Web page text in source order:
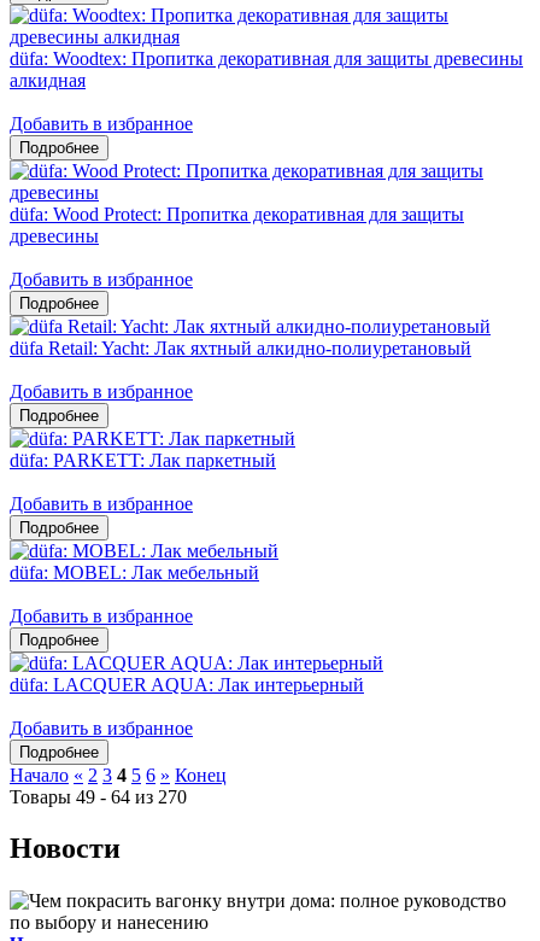
düfa: Woodtex: Пропитка декоративная для защиты древесины
алкидная
Добавить в избранное
düfa: Wood Protect: Пропитка декоративная для защиты
древесины
Добавить в избранное
düfa Retail: Yacht: Лак яхтный алкидно-полиуретановый
Добавить в избранное
düfa: PARKETT: Лак паркетный
Добавить в избранное
düfa: MOBEL: Лак мебельный
Добавить в избранное
düfa: LACQUER AQUA: Лак интерьерный
Добавить в избранное
Начало « 2 3 4 5 6 » Конец
Товары 49 - 64 из 270
Новости